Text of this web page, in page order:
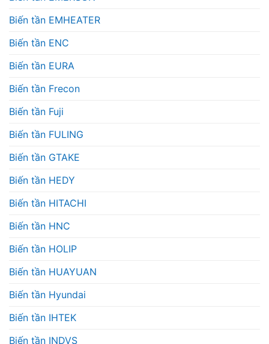
Biến tần EMHEATER
Biến tần ENC
Biến tần EURA
Biến tần Frecon
Biến tần Fuji
Biến tần FULING
Biến tần GTAKE
Biến tần HEDY
Biến tần HITACHI
Biến tần HNC
Biến tần HOLIP
Biến tần HUAYUAN
Biến tần Hyundai
Biến tần IHTEK
Biến tần INDVS